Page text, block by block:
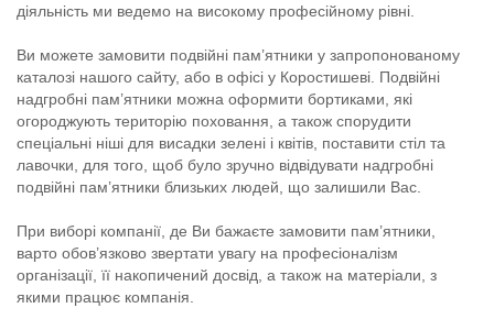
діяльність ми ведемо на високому професійному рівні.
Ви можете замовити подвійні пам’ятники у запропонованому
каталозі нашого сайту, або в офісі у Коростишеві. Подвійні
надгробні пам’ятники можна оформити бортиками, які
огороджують територію поховання, а також спорудити
спеціальні ніші для висадки зелені і квітів, поставити стіл та
лавочки, для того, щоб було зручно відвідувати надгробні
подвійні пам’ятники близьких людей, що залишили Вас.
При виборі компанії, де Ви бажаєте замовити пам’ятники,
варто обов’язково звертати увагу на професіоналізм
організації, її накопичений досвід, а також на матеріали, з
якими працює компанія.